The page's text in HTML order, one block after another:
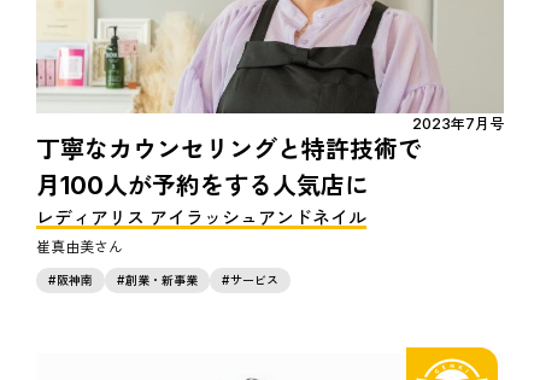
2023年7月号
丁寧なカウンセリングと特許技術で
月100人が予約をする人気店に
レディアリス アイラッシュアンドネイル
崔真由美
阪神南 創業・新事業 サービス